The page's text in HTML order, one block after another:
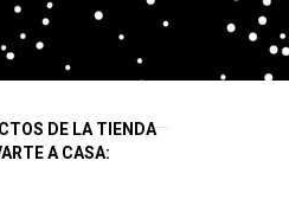
DE LA TIENDA
A CASA: